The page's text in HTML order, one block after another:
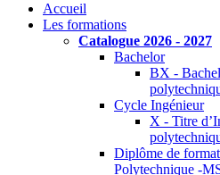
Accueil
Les formations
Catalogue 2026 - 2027
Bachelor
BX -
Cycle Ingénieur
X - Titre
Diplôme de
Polytechnique -